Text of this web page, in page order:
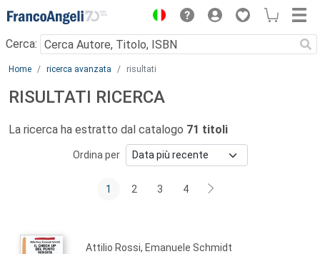
Menu
Cerca:
Main content
Home ricerca avanzata risultati
RISULTATI RICERCA
La ricerca ha estratto dal catalogo 71 titoli
Ordina per
1 2 3 4
Attilio Rossi, Emanuele Schmidt